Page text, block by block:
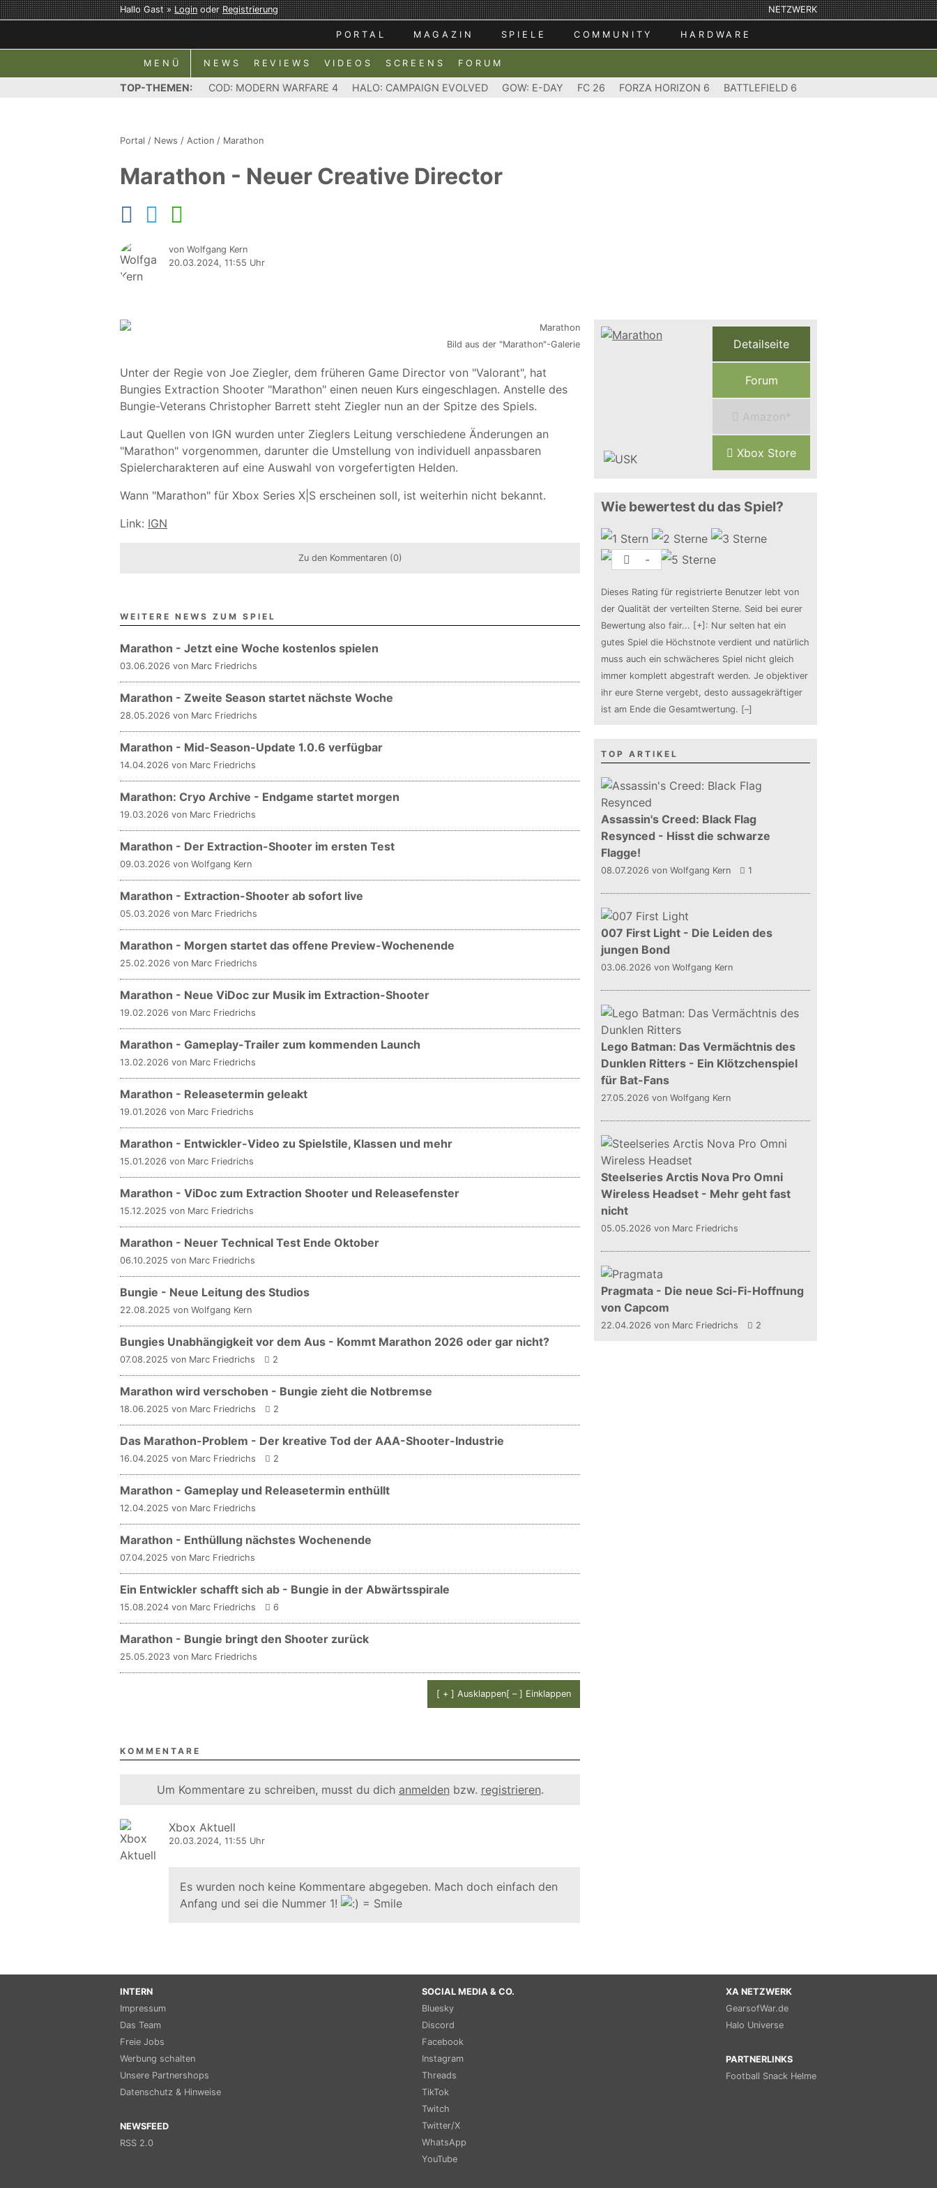
Hallo Gast »LoginoderRegistrierung NETZWERK
PORTAL MAGAZIN SPIELE COMMUNITY HARDWARE
MENÜ NEWS REVIEWS VIDEOS SCREENS FORUM
TOP-THEMEN: COD: MODERN WARFARE 4 HALO: CAMPAIGN EVOLVED GOW: E-DAY FC 26 FORZA HORIZON 6 BATTLEFIELD 6
Portal / News / Action / Marathon
Marathon - Neuer Creative Director
von Wolfgang Kern
20.03.2024, 11:55 Uhr
Bild aus der "Marathon"-Galerie
Unter der Regie von Joe Ziegler, dem früheren Game Director von "Valorant", hat
Bungies Extraction Shooter "Marathon" einen neuen Kurs eingeschlagen. Anstelle des
Bungie-Veterans Christopher Barrett steht Ziegler nun an der Spitze des Spiels.
Laut Quellen von IGN wurden unter Zieglers Leitung verschiedene Änderungen an
"Marathon" vorgenommen, darunter die Umstellung von individuell anpassbaren
Spielercharakteren auf eine Auswahl von vorgefertigten Helden.
Wann "Marathon" für Xbox Series X|S erscheinen soll, ist weiterhin nicht bekannt.
Link: IGN
Zu den Kommentaren (0)
WEITERE NEWS ZUM SPIEL
Marathon - Jetzt eine Woche kostenlos spielen
03.06.2026 von Marc Friedrichs
Marathon - Zweite Season startet nächste Woche
28.05.2026 von Marc Friedrichs
Marathon - Mid-Season-Update 1.0.6 verfügbar
14.04.2026 von Marc Friedrichs
Marathon: Cryo Archive - Endgame startet morgen
19.03.2026 von Marc Friedrichs
Marathon - Der Extraction-Shooter im ersten Test
09.03.2026 von Wolfgang Kern
Marathon - Extraction-Shooter ab sofort live
05.03.2026 von Marc Friedrichs
Marathon - Morgen startet das offene Preview-Wochenende
25.02.2026 von Marc Friedrichs
Marathon - Neue ViDoc zur Musik im Extraction-Shooter
19.02.2026 von Marc Friedrichs
Marathon - Gameplay-Trailer zum kommenden Launch
13.02.2026 von Marc Friedrichs
Marathon - Releasetermin geleakt
19.01.2026 von Marc Friedrichs
Marathon - Entwickler-Video zu Spielstile, Klassen und mehr
15.01.2026 von Marc Friedrichs
Marathon - ViDoc zum Extraction Shooter und Releasefenster
15.12.2025 von Marc Friedrichs
Marathon - Neuer Technical Test Ende Oktober
06.10.2025 von Marc Friedrichs
Bungie - Neue Leitung des Studios
22.08.2025 von Wolfgang Kern
Bungies Unabhängigkeit vor dem Aus - Kommt Marathon 2026 oder gar nicht?
07.08.2025 von Marc Friedrichs 2
Marathon wird verschoben - Bungie zieht die Notbremse
18.06.2025 von Marc Friedrichs 2
Das Marathon-Problem - Der kreative Tod der AAA-Shooter-Industrie
16.04.2025 von Marc Friedrichs 2
Marathon - Gameplay und Releasetermin enthüllt
12.04.2025 von Marc Friedrichs
Marathon - Enthüllung nächstes Wochenende
07.04.2025 von Marc Friedrichs
Ein Entwickler schafft sich ab - Bungie in der Abwärtsspirale
15.08.2024 von Marc Friedrichs 6
Marathon - Bungie bringt den Shooter zurück
25.05.2023 von Marc Friedrichs
[ + ] Ausklappen[ – ] Einklappen
KOMMENTARE
Um Kommentare zu schreiben, musst du dich anmelden bzw. registrieren.
Xbox Aktuell
20.03.2024, 11:55 Uhr
Es wurden noch keine Kommentare abgegeben. Mach doch einfach den
Anfang und sei die Nummer 1!
Detailseite
Forum
Amazon*
Xbox Store
Wie bewertest du das Spiel?
-
Dieses Rating für registrierte Benutzer lebt von
der Qualität der verteilten Sterne. Seid bei eurer
Bewertung also fair... [+] : Nur selten hat ein
gutes Spiel die Höchstnote verdient und natürlich
muss auch ein schwächeres Spiel nicht gleich
immer komplett abgestraft werden. Je objektiver
ihr eure Sterne vergebt, desto aussagekräftiger
ist am Ende die Gesamtwertung. [–]
TOP ARTIKEL
Assassin's Creed: Black Flag
Resynced - Hisst die schwarze
Flagge!
08.07.2026 von Wolfgang Kern 1
007 First Light - Die Leiden des
jungen Bond
03.06.2026 von Wolfgang Kern
Lego Batman: Das Vermächtnis des
Dunklen Ritters - Ein Klötzchenspiel
für Bat-Fans
27.05.2026 von Wolfgang Kern
Steelseries Arctis Nova Pro Omni
Wireless Headset - Mehr geht fast
nicht
05.05.2026 von Marc Friedrichs
Pragmata - Die neue Sci-Fi-Hoffnung
von Capcom
22.04.2026 von Marc Friedrichs 2
INTERN
Impressum
Das Team
Freie Jobs
Werbung schalten
Unsere Partnershops
Datenschutz & Hinweise
NEWSFEED
RSS 2.0
SOCIAL MEDIA & CO.
Bluesky
Discord
Facebook
Instagram
Threads
TikTok
Twitch
Twitter/X
WhatsApp
YouTube
XA NETZWERK
GearsofWar.de
Halo Universe
PARTNERLINKS
Football Snack Helme